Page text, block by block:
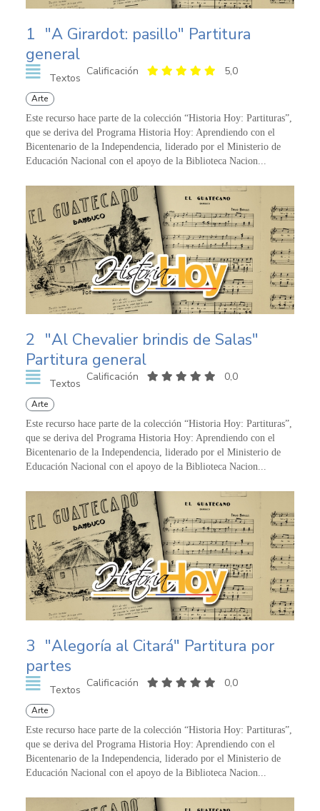
1 "A Girardot: pasillo" Partitura
general
Textos
Calificación 5,0
Arte
Este recurso hace parte de la colección “Historia Hoy: Partituras”,
que se deriva del Programa Historia Hoy: Aprendiendo con el
Bicentenario de la Independencia, liderado por el Ministerio de
Educación Nacional con el apoyo de la Biblioteca Nacion...
2 "Al Chevalier brindis de Salas"
Partitura general
Textos
Calificación 0,0
Arte
Este recurso hace parte de la colección “Historia Hoy: Partituras”,
que se deriva del Programa Historia Hoy: Aprendiendo con el
Bicentenario de la Independencia, liderado por el Ministerio de
Educación Nacional con el apoyo de la Biblioteca Nacion...
3 "Alegoría al Citará" Partitura por
partes
Textos
Calificación 0,0
Arte
Este recurso hace parte de la colección “Historia Hoy: Partituras”,
que se deriva del Programa Historia Hoy: Aprendiendo con el
Bicentenario de la Independencia, liderado por el Ministerio de
Educación Nacional con el apoyo de la Biblioteca Nacion...